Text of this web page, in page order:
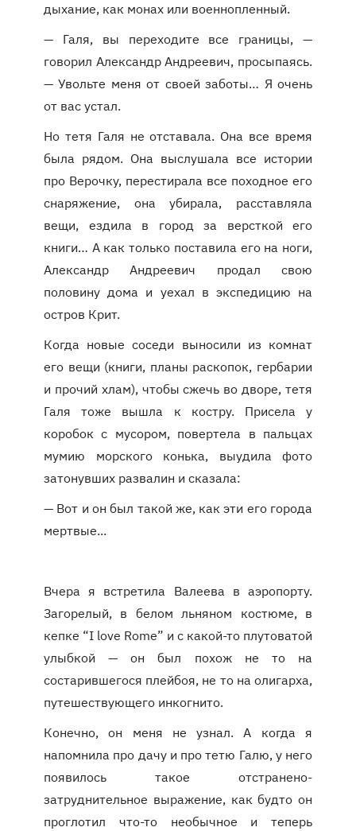
дыхание, как монах или военнопленный.
— Галя, вы переходите все границы, —
говорил Александр Андреевич, просыпаясь.
— Увольте меня от своей заботы… Я очень
от вас устал.
Но тетя Галя не отставала. Она все время
была рядом. Она выслушала все истории
про Верочку, перестирала все походное его
снаряжение, она убирала, расставляла
вещи, ездила в город за версткой его
книги… А как только поставила его на ноги,
Александр Андреевич продал свою
половину дома и уехал в экспедицию на
остров Крит.
Когда новые соседи выносили из комнат
его вещи (книги, планы раскопок, гербарии
и прочий хлам), чтобы сжечь во дворе, тетя
Галя тоже вышла к костру. Присела у
коробок с мусором, повертела в пальцах
мумию морского конька, выудила фото
затонувших развалин и сказала:
— Вот и он был такой же, как эти его города
мертвые...
Вчера я встретила Валеева в аэропорту.
Загорелый, в белом льняном костюме, в
кепке “I love Rome” и с какой-то плутоватой
улыбкой — он был похож не то на
состарившегося плейбоя, не то на олигарха,
путешествующего инкогнито.
Конечно, он меня не узнал. А когда я
напомнила про дачу и про тетю Галю, у него
появилось такое отстранено-
затруднительное выражение, как будто он
проглотил что-то необычное и теперь